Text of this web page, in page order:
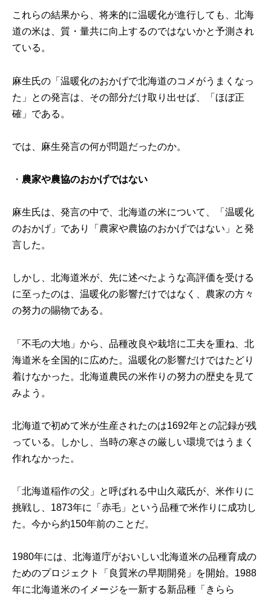
これらの結果から、将来的に温暖化が進行しても、北海
道の米は、質・量共に向上するのではないかと予測され
ている。
麻生氏の「温暖化のおかげで北海道のコメがうまくなっ
た」との発言は、その部分だけ取り出せば、「ほぼ正
確」である。
では、麻生発言の何が問題だったのか。
・ 農家や農協のおかげではない
麻生氏は、発言の中で、北海道の米について、「温暖化
のおかげ」であり「農家や農協のおかげではない」と発
言した。
しかし、北海道米が、先に述べたような高評価を受ける
に至ったのは、温暖化の影響だけではなく、農家の方々
の努力の賜物である。
「不毛の大地」から、品種改良や栽培に工夫を重ね、北
海道米を全国的に広めた。温暖化の影響だけではたどり
着けなかった。北海道農民の米作りの努力の歴史を見て
みよう。
北海道で初めて米が生産されたのは1692年との記録が残
っている。しかし、当時の寒さの厳しい環境ではうまく
作れなかった。
「北海道稲作の父」と呼ばれる中山久蔵氏が、米作りに
挑戦し、1873年に「赤毛」という品種で米作りに成功し
た。今から約150年前のことだ。
1980年には、北海道庁がおいしい北海道米の品種育成の
ためのプロジェクト「良質米の早期開発」を開始。1988
年に北海道米のイメージを一新する新品種「きらら